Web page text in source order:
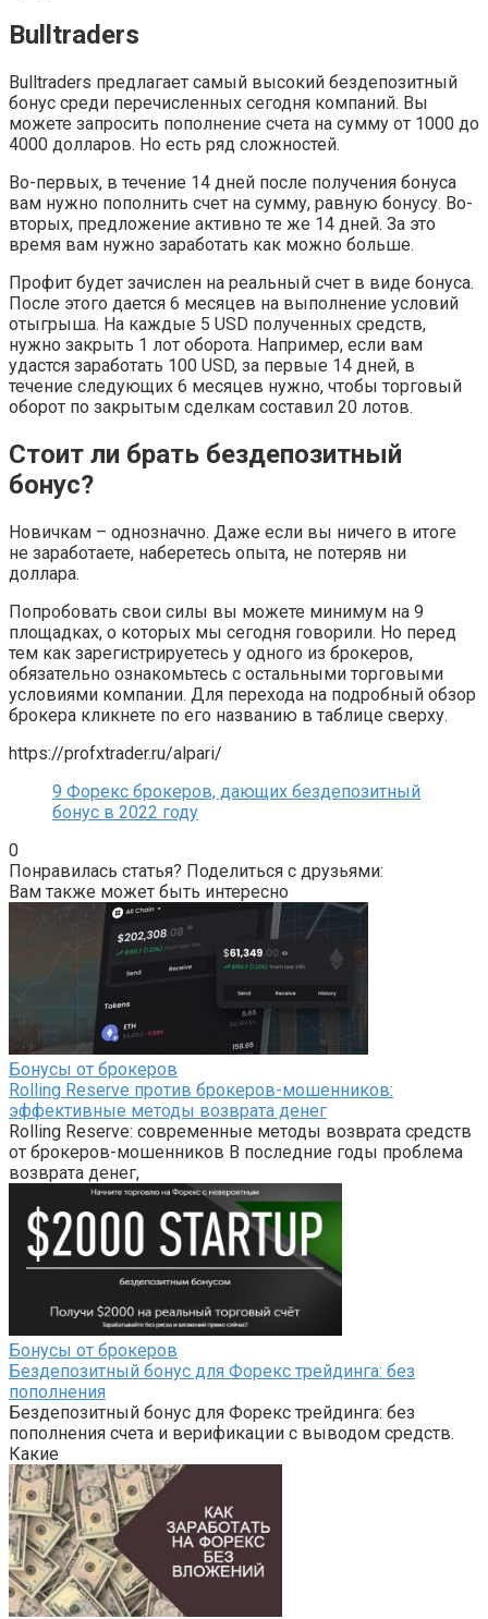
Bulltraders
Bulltraders предлагает самый высокий бездепозитный
бонус среди перечисленных сегодня компаний. Вы
можете запросить пополнение счета на сумму от 1000 до
4000 долларов. Но есть ряд сложностей.
Во-первых, в течение 14 дней после получения бонуса
вам нужно пополнить счет на сумму, равную бонусу. Во-
вторых, предложение активно те же 14 дней. За это
время вам нужно заработать как можно больше.
Профит будет зачислен на реальный счет в виде бонуса.
После этого дается 6 месяцев на выполнение условий
отыгрыша. На каждые 5 USD полученных средств,
нужно закрыть 1 лот оборота. Например, если вам
удастся заработать 100 USD, за первые 14 дней, в
течение следующих 6 месяцев нужно, чтобы торговый
оборот по закрытым сделкам составил 20 лотов.
Стоит ли брать бездепозитный
бонус?
Новичкам – однозначно. Даже если вы ничего в итоге
не заработаете, наберетесь опыта, не потеряв ни
доллара.
Попробовать свои силы вы можете минимум на 9
площадках, о которых мы сегодня говорили. Но перед
тем как зарегистрируетесь у одного из брокеров,
обязательно ознакомьтесь с остальными торговыми
условиями компании. Для перехода на подробный обзор
брокера кликнете по его названию в таблице сверху.
https://profxtrader.ru/alpari/
9 Форекс брокеров, дающих бездепозитный
бонус в 2022 году
0
Понравилась статья? Поделиться с друзьями:
Вам также может быть интересно
Бонусы от брокеров
Rolling Reserve против брокеров-мошенников:
эффективные методы возврата денег
Rolling Reserve: современные методы возврата средств
от брокеров-мошенников В последние годы проблема
возврата денег,
Бонусы от брокеров
Бездепозитный бонус для Форекс трейдинга: без
пополнения
Бездепозитный бонус для Форекс трейдинга: без
пополнения счета и верификации с выводом средств.
Какие